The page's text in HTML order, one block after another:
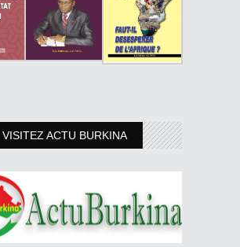
VISITEZ ACTU BURKINA